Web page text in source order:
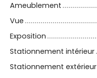
Ameublement
Vue
Exposition
Stationnement intérieur
Stationnement extérieur